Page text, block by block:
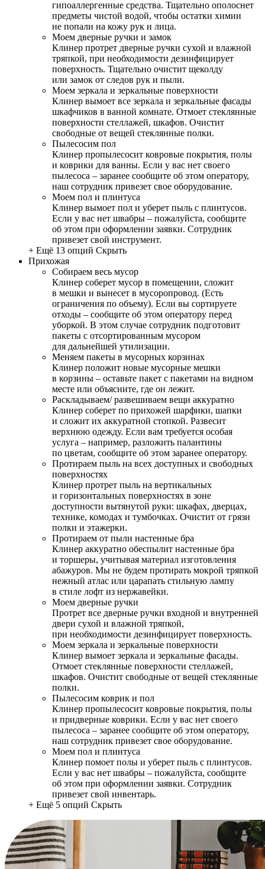
гипоаллергенные средства. Тщательно ополоснет
предметы чистой водой, чтобы остатки химии
не попали на кожу рук и лица.
Моем дверные ручки и замок
Клинер протрет дверные ручки сухой и влажной
тряпкой, при необходимости дезинфицирует
поверхность. Тщательно очистит щеколду
или замок от следов рук и пыли.
Моем зеркала и зеркальные поверхности
Клинер вымоет все зеркала и зеркальные фасады
шкафчиков в ванной комнате. Отмоет стеклянные
поверхности стеллажей, шкафов. Очистит
свободные от вещей стеклянные полки.
Пылесосим пол
Клинер пропылесосит ковровые покрытия, полы
и коврики для ванны. Если у вас нет своего
пылесоса – заранее сообщите об этом оператору,
наш сотрудник привезет свое оборудование.
Моем пол и плинтуса
Клинер вымоет пол и уберет пыль с плинтусов.
Если у вас нет швабры – пожалуйста, сообщите
об этом при оформлении заявки. Сотрудник
привезет свой инструмент.
+ Ещё 13 опций Скрыть
Прихожая
Собираем весь мусор
Клинер соберет мусор в помещении, сложит
в мешки и вынесет в мусоропровод. (Есть
ограничения по объему). Если вы сортируете
отходы – сообщите об этом оператору перед
уборкой. В этом случае сотрудник подготовит
пакеты с отсортированным мусором
для дальнейшей утилизации.
Меняем пакеты в мусорных корзинах
Клинер положит новые мусорные мешки
в корзины – оставьте пакет с пакетами на видном
месте или объясните, где он лежит.
Раскладываем/ развешиваем вещи аккуратно
Клинер соберет по прихожей шарфики, шапки
и сложит их аккуратной стопкой. Развесит
верхнюю одежду. Если вам требуется особая
услуга – например, разложить палантины
по цветам, сообщите об этом заранее оператору.
Протираем пыль на всех доступных и свободных
поверхностях
Клинер протрет пыль на вертикальных
и горизонтальных поверхностях в зоне
доступности вытянутой руки: шкафах, дверцах,
технике, комодах и тумбочках. Очистит от грязи
полки и этажерки.
Протираем от пыли настенные бра
Клинер аккуратно обеспылит настенные бра
и торшеры, учитывая материал изготовления
абажуров. Мы не будем протирать мокрой тряпкой
нежный атлас или царапать стильную лампу
в стиле лофт из нержавейки.
Моем дверные ручки
Протрет все дверные ручки входной и внутренней
двери сухой и влажной тряпкой,
при необходимости дезинфицирует поверхность.
Моем зеркала и зеркальные поверхности
Клинер вымоет зеркала и зеркальные фасады.
Отмоет стеклянные поверхности стеллажей,
шкафов. Очистит свободные от вещей стеклянные
полки.
Пылесосим коврик и пол
Клинер пропылесосит ковровые покрытия, полы
и придверные коврики. Если у вас нет своего
пылесоса – заранее сообщите об этом оператору,
наш сотрудник привезет свое оборудование.
Моем пол и плинтуса
Клинер помоет полы и уберет пыль с плинтусов.
Если у вас нет швабры – пожалуйста, сообщите
об этом при оформлении заявки. Сотрудник
привезет свой инвентарь.
+ Ещё 5 опций Скрыть